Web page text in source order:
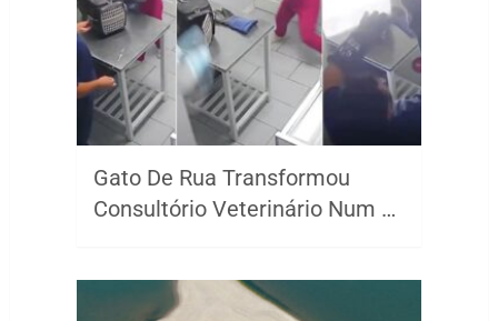
Gato De Rua Transformou
Consultório Veterinário Num …